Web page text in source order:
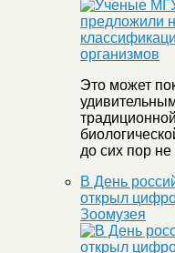
Это может
до сих пор не
В День
открыл
Зоомузея